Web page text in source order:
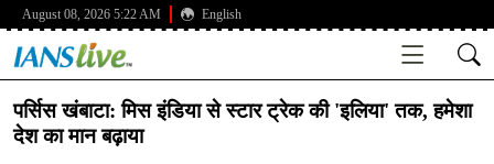
August 08, 2026 5:22 AM English
पर्सिस खंबाटा: मिस इंडिया से स्टार ट्रेक की 'इलिया' तक, हमेशा
देश का मान बढ़ाया